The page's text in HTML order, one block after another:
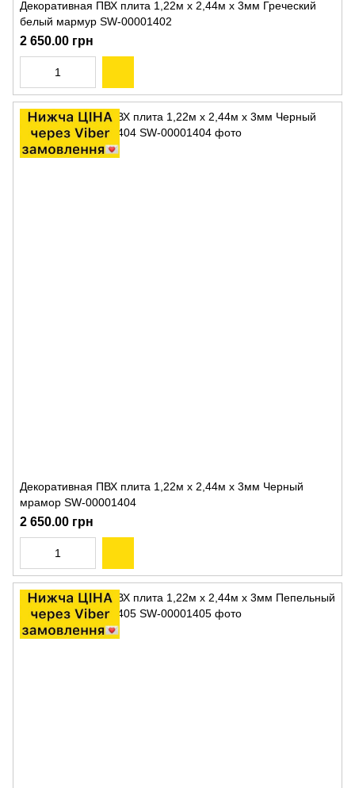
Декоративная ПВХ плита 1,22м х 2,44м х 3мм Греческий
белый мармур SW-00001402
2 650.00 грн
Декоративная ПВХ плита 1,22м х 2,44м х 3мм Черный
мрамор SW-00001404
2 650.00 грн